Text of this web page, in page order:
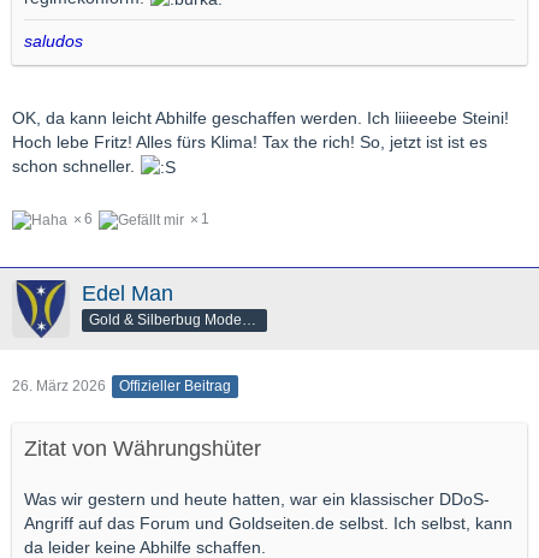
saludos
OK, da kann leicht Abhilfe geschaffen werden. Ich liiieeebe Steini!
Hoch lebe Fritz! Alles fürs Klima! Tax the rich! So, jetzt ist ist es
schon schneller.
6 1
Edel Man
Gold & Silberbug Moderator
26. März 2026 Offizieller Beitrag
Zitat von Währungshüter
Was wir gestern und heute hatten, war ein klassischer DDoS-
Angriff auf das Forum und Goldseiten.de selbst. Ich selbst, kann
da leider keine Abhilfe schaffen.